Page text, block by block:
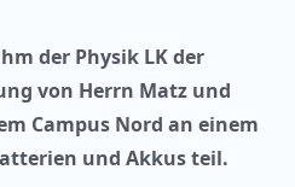
der Physik LK der
von Herrn Matz und
Campus Nord an einem
und Akkus teil.